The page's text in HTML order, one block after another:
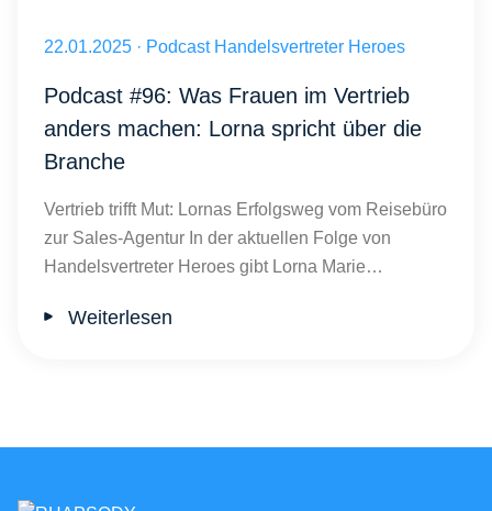
Veröffentlicht am 22.01.2025
22.01.2025 · Podcast Handelsvertreter Heroes
Podcast #96: Was Frauen im Vertrieb
anders machen: Lorna spricht über die
Branche
Vertrieb trifft Mut: Lornas Erfolgsweg vom Reisebüro
zur Sales-Agentur In der aktuellen Folge von
Handelsvertreter Heroes gibt Lorna Marie…
Weiterlesen